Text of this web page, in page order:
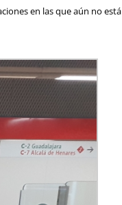
en las que aún no está